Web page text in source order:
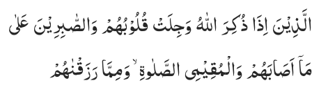
الذين اذا ذكر الله وجلت قلوبهم والصابرين على ما اصابهم والمقيمي الصلاة ومما رزقناهم ينفقون ٣٥
ٱلَّذِينَ إِذَا ذُكِرَ ٱللَّهُ وَجِلَتْ قُلُوبُهُمْ وَٱلصَّـٰبِرِينَ عَلَىٰ مَآ أَصَابَهُمْ وَٱلْمُقِيمِى ٱلصَّلَوٰةِ وَمِمَّا رَزَقْنَـٰهُمْ يُنفِقُونَ ٣٥
الَّذِیْنَاِذَاذُكِرَاللّٰهُوَجِلَتْقُلُوْبُهُمْوَالصّٰبِرِیْنَعَلٰی
مَاۤاَصَابَهُمْوَالْمُقِیْمِیالصَّلٰوةِ ۙ وَمِمَّارَزَقْنٰهُمْ